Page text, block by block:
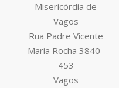
Misericórdia de
Vagos
Rua Padre Vicente
Maria Rocha 3840-
453
Vagos